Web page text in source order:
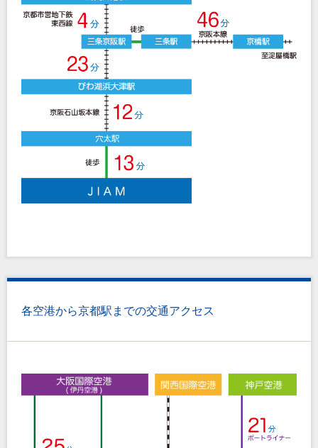
各空港から京都駅までの交通アクセス